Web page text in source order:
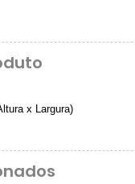
x Largura)